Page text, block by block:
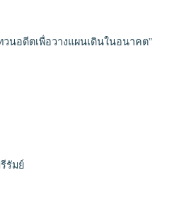
นอดีตเพื่อวางแผนเดินในอนาคต”
รัมย์